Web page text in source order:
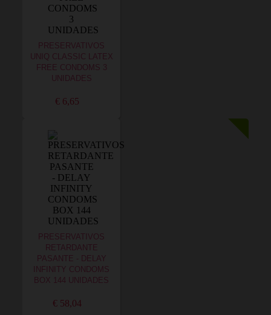
PRESERVATIVOS
UNIQ CLASSIC LATEX
FREE CONDOMS 3
UNIDADES
€ 6,65
PRESERVATIVOS
RETARDANTE
PASANTE - DELAY
INFINITY CONDOMS
BOX 144 UNIDADES
€ 58,04